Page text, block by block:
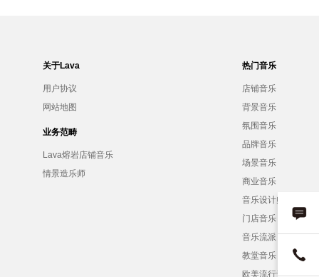
关于Lava
用户协议
网站地图
业务范畴
Lava熔岩店铺音乐
情景造乐师
热门音乐
店铺音乐
背景音乐
氛围音乐
品牌音乐
场景音乐
商业音乐
音乐设计师
门店音乐
音乐流派
教堂音乐
欧美流行音乐